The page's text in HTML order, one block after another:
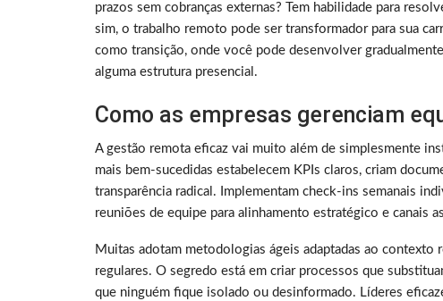
prazos sem cobranças externas? Tem habilidade para
sim, o trabalho remoto pode ser transformador para sua
como transição, onde você pode desenvolver
alguma estrutura presencial.
Como as empresas gerenciam
A gestão remota eficaz vai muito além de simplesmente
mais bem-sucedidas estabelecem KPIs claros, criam
transparência radical. Implementam check-ins semanais
reuniões de equipe para alinhamento estratégico e canais
Muitas adotam metodologias ágeis adaptadas ao
regulares. O segredo está em criar processos que
que ninguém fique isolado ou desinformado. Líderes